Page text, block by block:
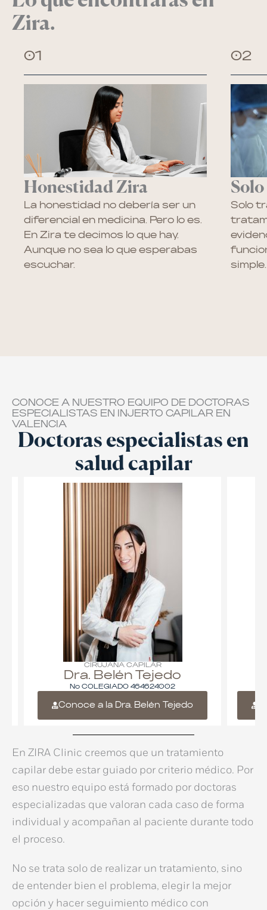
Zira.
01
Honestidad Zira
La honestidad no debería ser un
diferencial en medicina. Pero lo es.
En Zira te decimos lo que hay.
Aunque no sea lo que esperabas
escuchar.
02
Solo
simple.
CONOCE A NUESTRO EQUIPO DE DOCTORAS
ESPECIALISTAS EN INJERTO CAPILAR EN
VALENCIA
Doctoras especialistas en
salud capilar
CIRUJANA CAPILAR
Dra. Belén Tejedo
Nº COLEGIADO 464624002
Conoce a la Dra. Belén Tejedo
En ZIRA Clinic creemos que un tratamiento
capilar debe estar guiado por criterio médico. Por
eso nuestro equipo está formado por doctoras
especializadas que valoran cada caso de forma
individual y acompañan al paciente durante todo
el proceso.
No se trata solo de realizar un tratamiento, sino
de entender bien el problema, elegir la mejor
opción y hacer seguimiento médico con